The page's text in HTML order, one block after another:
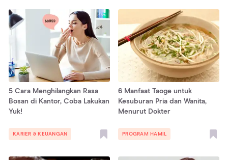
5 Cara Menghilangkan Rasa
Bosan di Kantor, Coba Lakukan
Yuk!
KARIER & KEUANGAN
6 Manfaat Taoge untuk
Kesuburan Pria dan Wanita,
Menurut Dokter
PROGRAM HAMIL